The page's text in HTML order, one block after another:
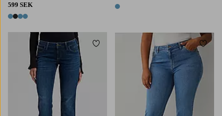
599 SEK
4 färger
1 färg
Lägg till i favoriter